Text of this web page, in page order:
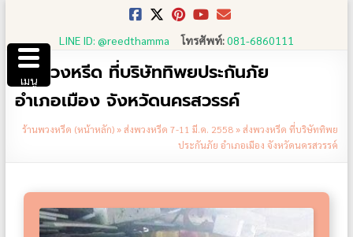
content
LINE ID: @reedthamma โทรศัพท์:081-6860111
ส่งพวงหรีด ที่บริษัททิพยประกันภัย
อำเภอเมือง จังหวัดนครสวรรค์
ร้านพวงหรีด (หน้าหลัก)»ส่งพวงหรีด 7-11 มี.ค. 2558»ส่งพวงหรีด ที่บริษัททิพย
ประกันภัย อำเภอเมือง จังหวัดนครสวรรค์
เมนู